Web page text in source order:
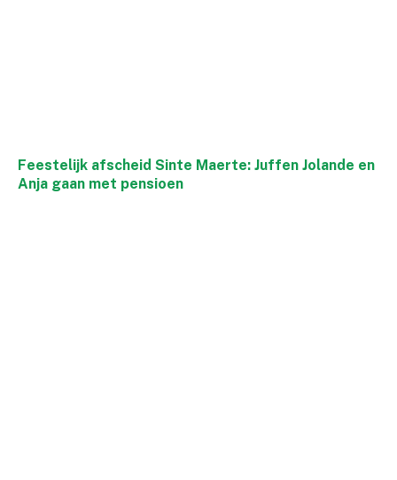
Feestelijk afscheid Sinte Maerte: Juffen Jolande en
Anja gaan met pensioen